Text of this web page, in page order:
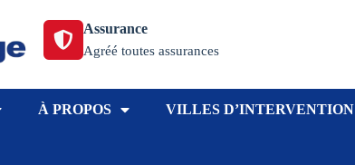
Assurance
Agréé toutes assurances
À PROPOS VILLES D’INTERVENTION